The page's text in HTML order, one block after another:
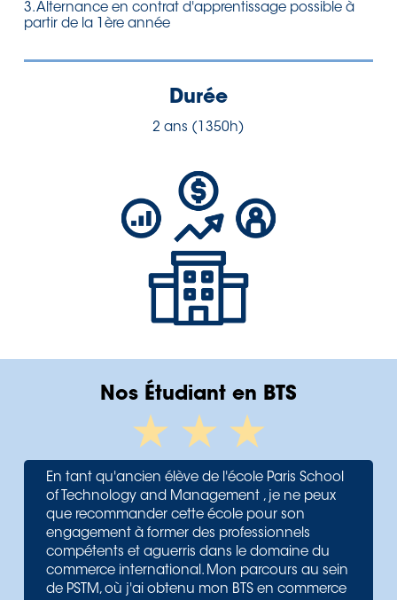
3. Alternance en contrat d'apprentissage possible à
partir de la 1ère année
Durée
2 ans (1350h)
Nos Étudiant en BTS
En tant qu'ancien élève de l'école Paris School
of Technology and Management , je ne peux
que recommander cette école pour son
engagement à former des professionnels
compétents et aguerris dans le domaine du
commerce international. Mon parcours au sein
de PSTM, où j'ai obtenu mon BTS en commerce